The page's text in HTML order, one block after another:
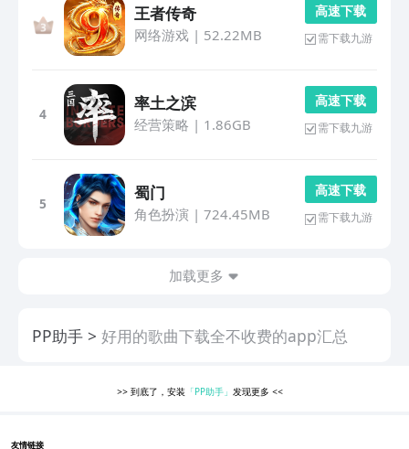
王者传奇
网络游戏| 52.22MB
高 速 下 载
需下载九游
4
率土之滨
经营策略 | 1.86GB
高 速 下 载
需下载九游
5
蜀门
角色扮演 | 724.45MB
高 速 下 载
需下载九游
加载更多
PP助手 好用的歌曲下载全不收费的app汇总
>> 到底了，安装 「PP助手」 发现更多<<
友情链接